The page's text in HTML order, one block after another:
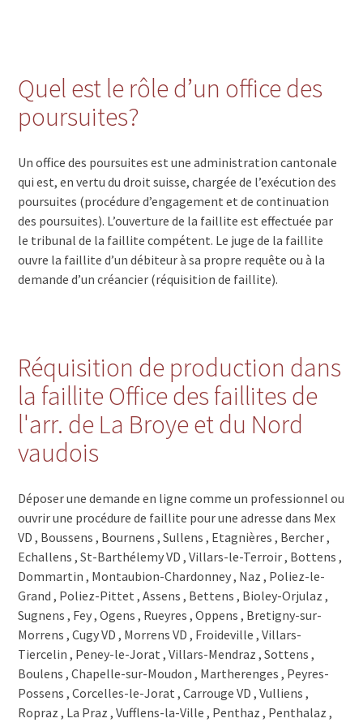
1463 Rovray
1462 Yvonand
1454 La Vraconnaz
1453 Bullet
1452 Les Rasses
1450 Ste-Croix
1450 Le Château-de-Ste-Croix
1450 La Sagne (Ste-Croix)
1446 Baulmes
1445 Vuiteboeuf
1442 Montagny-près-Yverdon
1441 Valeyres-sous-Montagny
1439 Rances
1438 Mathod
1437 Suscévaz
1436 Treycovagnes
1436 Chamblon
1434 Ependes VD
1433 Suchy
1432 Gressy
1432 Belmont-sur-Yverdon
1431 Vugelles-La Mothe
1431 Novalles
1430 Orges
1429 Giez
1428 Provence
1428 Mutrux
1427 Bonvillars
1426 Corcelles-près-Concise
1426 Concise
Quel est le rôle d’un office des
poursuites?
Un office des poursuites est une administration cantonale
qui est, en vertu du droit suisse, chargée de l’exécution des
poursuites (procédure d’engagement et de continuation
des poursuites). L’ouverture de la faillite est effectuée par
le tribunal de la faillite compétent. Le juge de la faillite
ouvre la faillite d’un débiteur à sa propre requête ou à la
demande d’un créancier (réquisition de faillite).
Réquisition de production dans
la faillite Office des faillites de
l'arr. de La Broye et du Nord
vaudois
Déposer une demande en ligne comme un professionnel ou
ouvrir une procédure de faillite pour une adresse dans Mex
VD , Boussens , Bournens , Sullens , Etagnières , Bercher ,
Echallens , St-Barthélemy VD , Villars-le-Terroir , Bottens ,
Dommartin , Montaubion-Chardonney , Naz , Poliez-le-
Grand , Poliez-Pittet , Assens , Bettens , Bioley-Orjulaz ,
Sugnens , Fey , Ogens , Rueyres , Oppens , Bretigny-sur-
Morrens , Cugy VD , Morrens VD , Froideville , Villars-
Tiercelin , Peney-le-Jorat , Villars-Mendraz , Sottens ,
Boulens , Chapelle-sur-Moudon , Martherenges , Peyres-
Possens , Corcelles-le-Jorat , Carrouge VD , Vulliens ,
Ropraz , La Praz , Vufflens-la-Ville , Penthaz , Penthalaz ,